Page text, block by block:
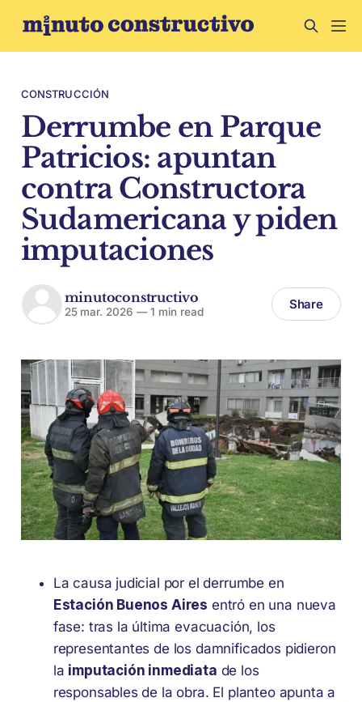
CONSTRUCCIÓN
Derrumbe en Parque
Patricios: apuntan
contra Constructora
Sudamericana y piden
imputaciones
minutoconstructivo
25 mar. 2026 —1 min read Share
La causa judicial por el derrumbe en
Estación Buenos Aires entró en una nueva
fase: tras la última evacuación, los
representantes de los damnificados pidieron
la imputación inmediata de los
responsables de la obra. El planteo apunta a